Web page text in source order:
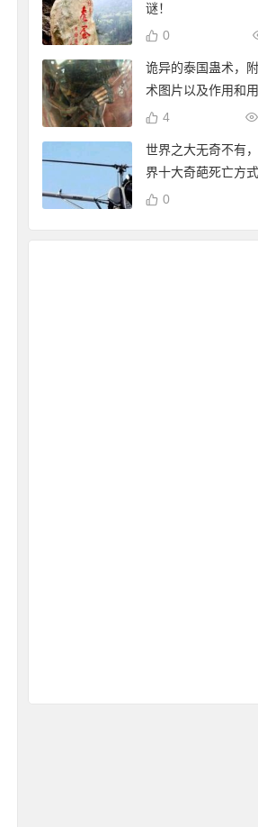
谜！
0
诡异的泰国蛊术，
术图片以及作用和用
4
世界之大无奇不有
界十大奇葩死亡方式
0